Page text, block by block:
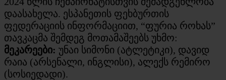
დაასახელა. ესპანეთის ფეხბურთის
ფედერაციის ინფორმაციით, “ფურია როხას”
თავკაცმა შემდეგ მოთამაშეებს უხმო:
მეკარეები: უნაი სიმონი (ატლეტიკი), დავიდ
რაია (არსენალი, ინგლისი), ალექს რემირო
(სოსიედადი).